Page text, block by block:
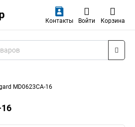
Контакты Войти Корзина
MD0623CA-16